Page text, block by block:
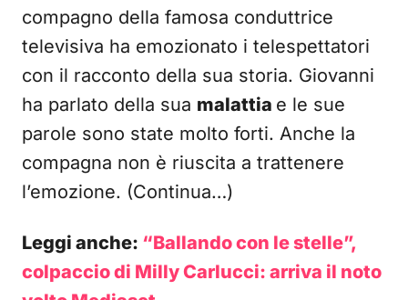
compagno della famosa conduttrice
televisiva ha emozionato i telespettatori
con il racconto della sua storia. Giovanni
ha parlato della sua malattia e le sue
parole sono state molto forti. Anche la
compagna non è riuscita a trattenere
l’emozione. (Continua…)
Leggi anche: “Ballando con le stelle”,
colpaccio di Milly Carlucci: arriva il noto